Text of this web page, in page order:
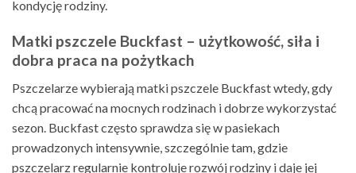
kondycję rodziny.
Matki pszczele Buckfast – użytkowość, siła i
dobra praca na pożytkach
Pszczelarze wybierają matki pszczele Buckfast wtedy, gdy
chcą pracować na mocnych rodzinach i dobrze wykorzystać
sezon. Buckfast często sprawdza się w pasiekach
prowadzonych intensywnie, szczególnie tam, gdzie
pszczelarz regularnie kontroluje rozwój rodziny i daje jej